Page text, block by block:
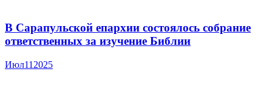
В Сарапульской епархии состоялось собрание
ответственных за изучение Библии
Июл11 2025